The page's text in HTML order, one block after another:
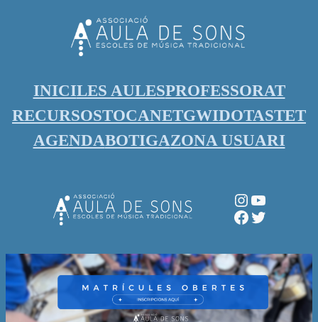
INICILES AULESPROFESSORAT
RECURSOSTOCANETGWIDOTASTET
AGENDABOTIGAZONA USUARI
Instagram
YouTube
Facebook
Twitter